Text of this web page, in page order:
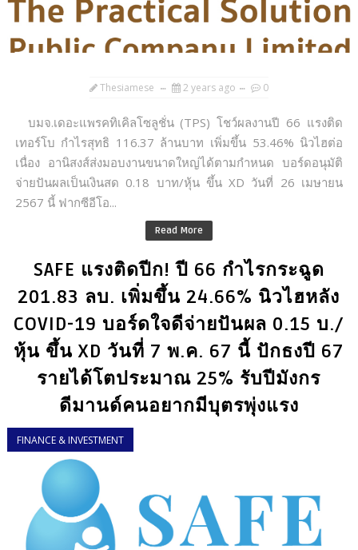
Thesiamese 2 years ago 0
บมจ.เดอะแพรคทิเคิลโซลูชั่น (TPS) โชว์ผลงานปี 66 แรงติด
เทอร์โบ กำไรสุทธิ 116.37 ล้านบาท เพิ่มขึ้น 53.46% นิวไฮต่อ
เนื่อง อานิสงส์ส่งมอบงานขนาดใหญ่ได้ตามกำหนด บอร์ดอนุมัติ
จ่ายปันผลเป็นเงินสด 0.18 บาท/หุ้น ขึ้น XD วันที่ 26 เมษายน
2567 นี้ ฟากซีอีโอ...
Read More
SAFE แรงติดปีก! ปี 66 กำไรกระฉูด
201.83 ลบ. เพิ่มขึ้น 24.66% นิวไฮหลัง
COVID-19 บอร์ดใจดีจ่ายปันผล 0.15 บ./
หุ้น ขึ้น XD วันที่ 7 พ.ค. 67 นี้ ปักธงปี 67
รายได้โตประมาณ 25% รับปีมังกร
ดีมานด์คนอยากมีบุตรพุ่งแรง
FINANCE & INVESTMENT